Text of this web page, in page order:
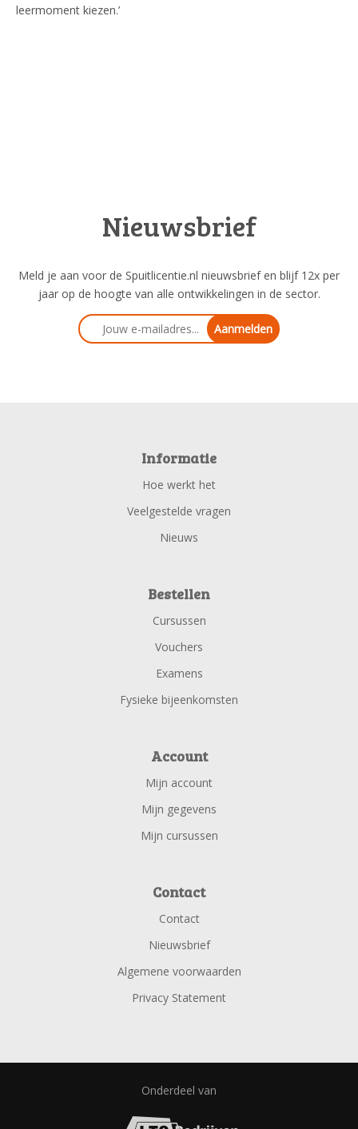
leermoment kiezen.’
Nieuwsbrief
Meld je aan voor de Spuitlicentie.nl nieuwsbrief en blijf 12x per
jaar op de hoogte van alle ontwikkelingen in de sector.
Aanmelden
Informatie
Hoe werkt het
Veelgestelde vragen
Nieuws
Bestellen
Cursussen
Vouchers
Examens
Fysieke bijeenkomsten
Account
Mijn account
Mijn gegevens
Mijn cursussen
Contact
Contact
Nieuwsbrief
Algemene voorwaarden
Privacy Statement
Onderdeel van